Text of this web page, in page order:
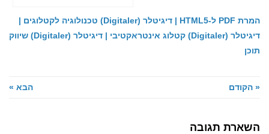
המרת PDF ל-HTML5 | דיגיטלר (Digitaler)
טכנולוגיה לקטלוגים |
דיגיטלר (Digitaler)
קטלוג אינטראקטיבי | דיגיטלר (Digitaler)
שיווק
תוכן
« הקודם הבא »
השארת תגובה